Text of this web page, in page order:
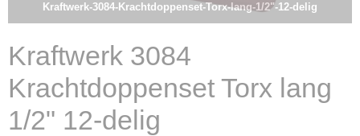
Kraftwerk-3084-Krachtdoppenset-Torx-lang-1/2"-12-delig
Kraftwerk 3084
Krachtdoppenset Torx lang
1/2" 12-delig